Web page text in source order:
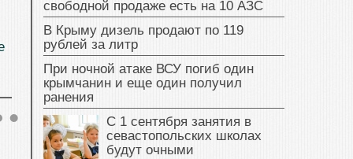
свободной продаже есть на 10 АЗС
В Крыму дизель продают по 119
рублей за литр
При ночной атаке ВСУ погиб один
крымчанин и еще один получил
ранения
С 1 сентября занятия в
севастопольских школах
будут очными